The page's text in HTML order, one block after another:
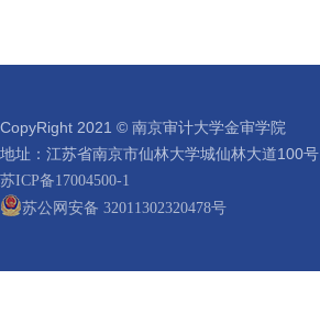
CopyRight 2021 © 南京审计大学金审学院
地址：江苏省南京市仙林大学城仙林大道100号
苏ICP备17004500-1
苏公网安备 32011302320478号